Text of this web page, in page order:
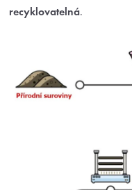
recyklovatelná.